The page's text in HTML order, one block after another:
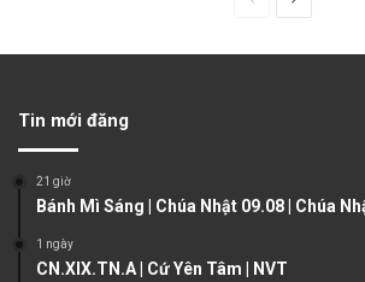
u
p
g
Tin mới đăng
21 giờ
Bánh Mì Sáng | Chúa Nhật 09.08 | Chúa
1 ngày
CN.XIX.TN.A | Cứ Yên Tâm | NVT